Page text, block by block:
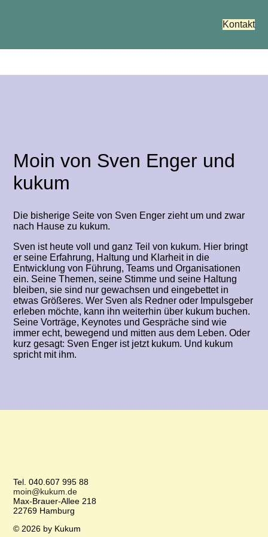
Kontakt
Moin von Sven Enger und
kukum
Die bisherige Seite von Sven Enger zieht um und zwar
nach Hause zu kukum.
Sven ist heute voll und ganz Teil von kukum. Hier bringt
er seine Erfahrung, Haltung und Klarheit in die
Entwicklung von Führung, Teams und Organisationen
ein. Seine Themen, seine Stimme und seine Haltung
bleiben, sie sind nur gewachsen und eingebettet in
etwas Größeres. Wer Sven als Redner oder Impulsgeber
erleben möchte, kann ihn weiterhin über kukum buchen.
Seine Vorträge, Keynotes und Gespräche sind wie
immer echt, bewegend und mitten aus dem Leben. Oder
kurz gesagt: Sven Enger ist jetzt kukum. Und kukum
spricht mit ihm.
Tel. 040.607 995 88
moin@kukum.de
Max-Brauer-Allee 218
22769 Hamburg
© 2026 by Kukum